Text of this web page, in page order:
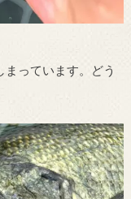
っています。どう